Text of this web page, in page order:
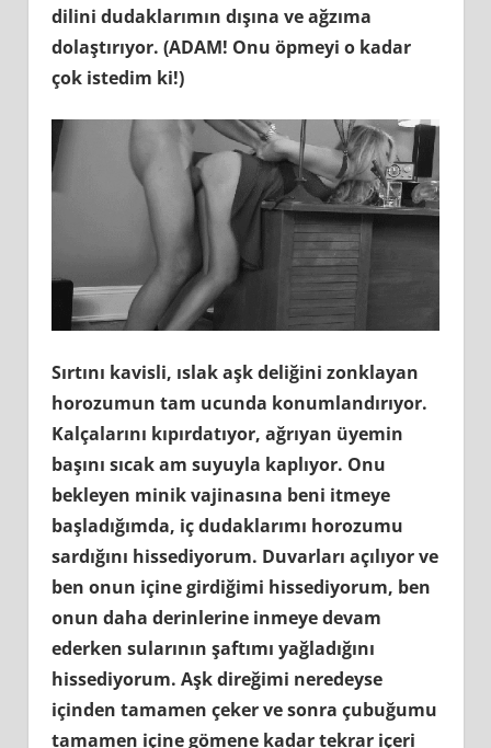
dilini dudaklarımın dışına ve ağzıma
dolaştırıyor. (ADAM! Onu öpmeyi o kadar
çok istedim ki!)
Sırtını kavisli, ıslak aşk deliğini zonklayan
horozumun tam ucunda konumlandırıyor.
Kalçalarını kıpırdatıyor, ağrıyan üyemin
başını sıcak am suyuyla kaplıyor. Onu
bekleyen minik vajinasına beni itmeye
başladığımda, iç dudaklarımı horozumu
sardığını hissediyorum. Duvarları açılıyor ve
ben onun içine girdiğimi hissediyorum, ben
onun daha derinlerine inmeye devam
ederken sularının şaftımı yağladığını
hissediyorum. Aşk direğimi neredeyse
içinden tamamen çeker ve sonra çubuğumu
tamamen içine gömene kadar tekrar içeri